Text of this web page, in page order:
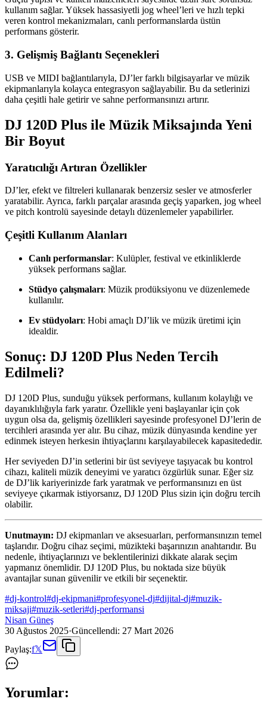
kullanım sağlar. Yüksek hassasiyetli jog wheel’leri ve hızlı tepki
veren kontrol mekanizmaları, canlı performanslarda üstün
performans gösterir.
3. Gelişmiş Bağlantı Seçenekleri
USB ve MIDI bağlantılarıyla, DJ’ler farklı bilgisayarlar ve müzik
ekipmanlarıyla kolayca entegrasyon sağlayabilir. Bu da setlerinizi
daha çeşitli hale getirir ve sahne performansınızı artırır.
DJ 120D Plus ile Müzik Miksajında Yeni
Bir Boyut
Yaratıcılığı Artıran Özellikler
DJ’ler, efekt ve filtreleri kullanarak benzersiz sesler ve atmosferler
yaratabilir. Ayrıca, farklı parçalar arasında geçiş yaparken, jog wheel
ve pitch kontrolü sayesinde detaylı düzenlemeler yapabilirler.
Çeşitli Kullanım Alanları
Canlı performanslar: Kulüpler, festival ve etkinliklerde
yüksek performans sağlar.
Stüdyo çalışmaları: Müzik prodüksiyonu ve düzenlemede
kullanılır.
Ev stüdyoları: Hobi amaçlı DJ’lik ve müzik üretimi için
idealdir.
Sonuç: DJ 120D Plus Neden Tercih
Edilmeli?
DJ 120D Plus, sunduğu yüksek performans, kullanım kolaylığı ve
dayanıklılığıyla fark yaratır. Özellikle yeni başlayanlar için çok
uygun olsa da, gelişmiş özellikleri sayesinde profesyonel DJ’lerin de
tercihleri arasında yer alır. Bu cihaz, müzik dünyasında kendine yer
edinmek isteyen herkesin ihtiyaçlarını karşılayabilecek kapasitededir.
Her seviyeden DJ’in setlerini bir üst seviyeye taşıyacak bu kontrol
cihazı, kaliteli müzik deneyimi ve yaratıcı özgürlük sunar. Eğer siz
de DJ’lik kariyerinizde fark yaratmak ve performansınızı en üst
seviyeye çıkarmak istiyorsanız, DJ 120D Plus sizin için doğru tercih
olabilir.
Unutmayın: DJ ekipmanları ve aksesuarları, performansınızın temel
taşlarıdır. Doğru cihaz seçimi, müzikteki başarınızın anahtarıdır. Bu
nedenle, ihtiyaçlarınızı ve beklentilerinizi dikkate alarak seçim
yapmanız önemlidir. DJ 120D Plus, bu noktada size büyük
avantajlar sunan güvenilir ve etkili bir seçenektir.
#dj-kontrol#dj-ekipmani#profesyonel-dj#dijital-dj#muzik-
miksaji#muzik-setleri#dj-performansi
Nisan Güneş
30 Ağustos 2025·Güncellendi: 27 Mart 2026
Paylaş:f𝕏
Yorumlar: